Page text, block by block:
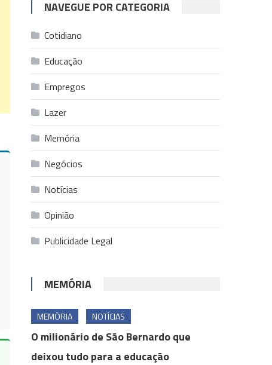
NAVEGUE POR CATEGORIA
Cotidiano
Educação
Empregos
Lazer
Memória
Negócios
Notícias
Opinião
Publicidade Legal
MEMÓRIA
MEMÓRIA NOTÍCIAS
O milionário de São Bernardo que
deixou tudo para a educação